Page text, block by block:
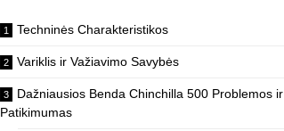
Techninės Charakteristikos
Variklis ir Važiavimo Savybės
Dažniausios Benda Chinchilla 500 Problemos ir
Patikimumas